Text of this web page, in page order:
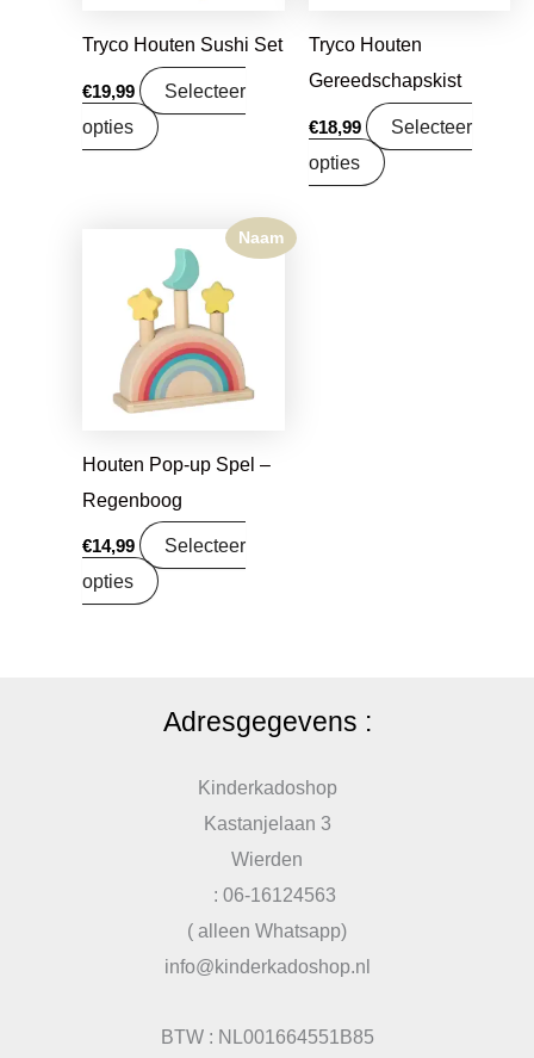
Tryco Houten Sushi Set
€19,99
Selecteer
opties
Tryco Houten
Gereedschapskist
€18,99
Selecteer
opties
Naam
Houten Pop-up Spel –
Regenboog
€14,99
Selecteer
opties
Adresgegevens :
Kinderkadoshop
Kastanjelaan 3
Wierden
: 06-16124563
( alleen Whatsapp)
info@kinderkadoshop.nl
BTW : NL001664551B85